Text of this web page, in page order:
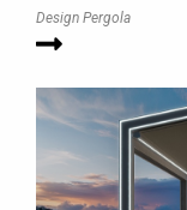
Design Pergola